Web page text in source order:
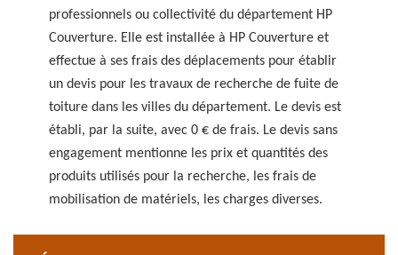
professionnels ou collectivité du département HP
Couverture. Elle est installée à HP Couverture et
effectue à ses frais des déplacements pour établir
un devis pour les travaux de recherche de fuite de
toiture dans les villes du département. Le devis est
établi, par la suite, avec 0 € de frais. Le devis sans
engagement mentionne les prix et quantités des
produits utilisés pour la recherche, les frais de
mobilisation de matériels, les charges diverses.